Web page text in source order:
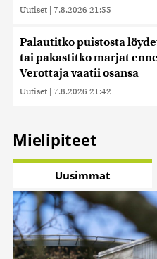
Uutiset | 7.8.2026 21:55
Palautitko puistosta
tai pakastitko marjat
Verottaja vaatii osansa
Uutiset | 7.8.2026 21:42
Mielipiteet
Uusimmat